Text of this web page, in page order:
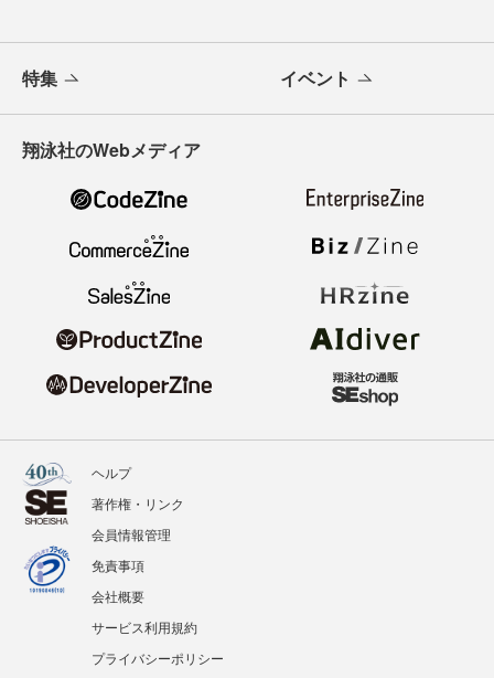
特集 イベント
翔泳社のWebメディア
ヘルプ
著作権・リンク
会員情報管理
免責事項
会社概要
サービス利用規約
プライバシーポリシー